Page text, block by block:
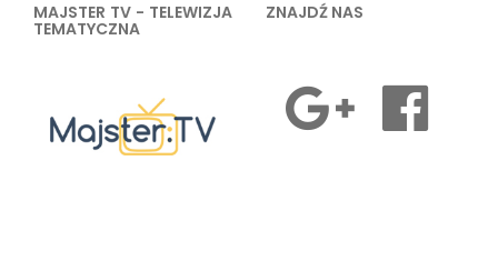
MAJSTER TV - TELEWIZJA
TEMATYCZNA
ZNAJDŹ NAS